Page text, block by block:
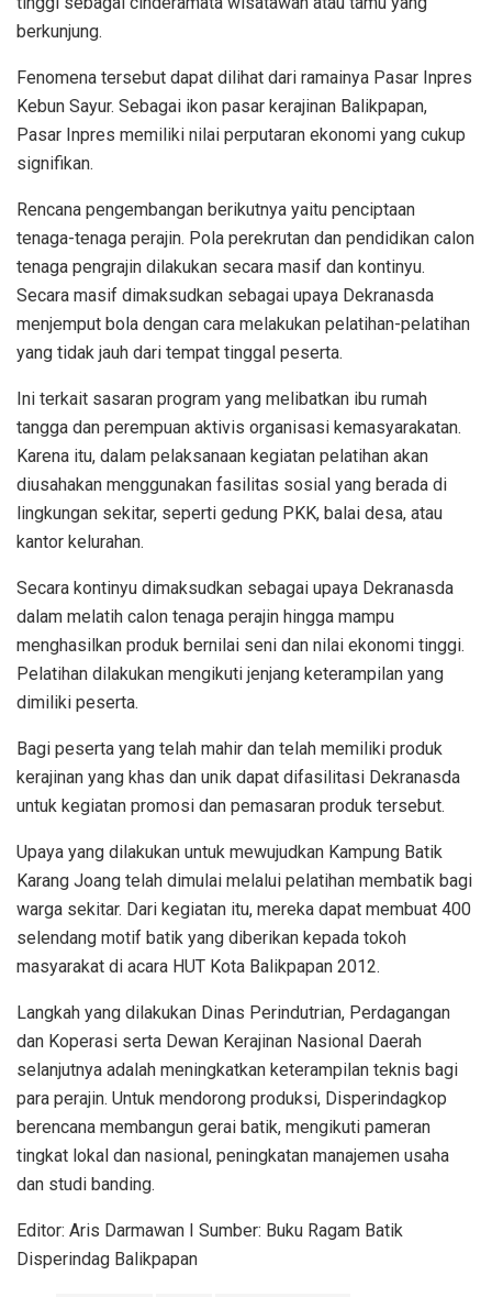
berkunjung.
Fenomena tersebut dapat dilihat dari ramainya Pasar Inpres
Kebun Sayur. Sebagai ikon pasar kerajinan Balikpapan,
Pasar Inpres memiliki nilai perputaran ekonomi yang cukup
signifikan.
Rencana pengembangan berikutnya yaitu penciptaan
tenaga-tenaga perajin. Pola perekrutan dan pendidikan calon
tenaga pengrajin dilakukan secara masif dan kontinyu.
Secara masif dimaksudkan sebagai upaya Dekranasda
menjemput bola dengan cara melakukan pelatihan-pelatihan
yang tidak jauh dari tempat tinggal peserta.
Ini terkait sasaran program yang melibatkan ibu rumah
tangga dan perempuan aktivis organisasi kemasyarakatan.
Karena itu, dalam pelaksanaan kegiatan pelatihan akan
diusahakan menggunakan fasilitas sosial yang berada di
lingkungan sekitar, seperti gedung PKK, balai desa, atau
kantor kelurahan.
Secara kontinyu dimaksudkan sebagai upaya Dekranasda
dalam melatih calon tenaga perajin hingga mampu
menghasilkan produk bernilai seni dan nilai ekonomi tinggi.
Pelatihan dilakukan mengikuti jenjang keterampilan yang
dimiliki peserta.
Bagi peserta yang telah mahir dan telah memiliki produk
kerajinan yang khas dan unik dapat difasilitasi Dekranasda
untuk kegiatan promosi dan pemasaran produk tersebut.
Upaya yang dilakukan untuk mewujudkan Kampung Batik
Karang Joang telah dimulai melalui pelatihan membatik bagi
warga sekitar. Dari kegiatan itu, mereka dapat membuat 400
selendang motif batik yang diberikan kepada tokoh
masyarakat di acara HUT Kota Balikpapan 2012.
Langkah yang dilakukan Dinas Perindutrian, Perdagangan
dan Koperasi serta Dewan Kerajinan Nasional Daerah
selanjutnya adalah meningkatkan keterampilan teknis bagi
para perajin. Untuk mendorong produksi, Disperindagkop
berencana membangun gerai batik, mengikuti pameran
tingkat lokal dan nasional, peningkatan manajemen usaha
dan studi banding.
Editor: Aris Darmawan I Sumber: Buku Ragam Batik
Disperindag Balikpapan